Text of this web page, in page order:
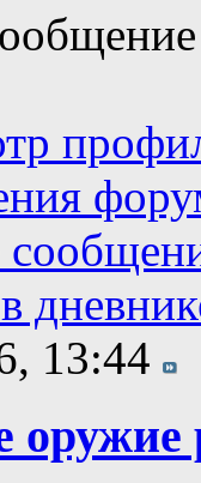
13:44
оружие